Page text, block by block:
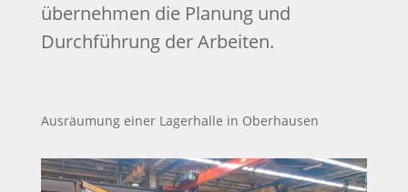
übernehmen die Planung und
Durchführung der Arbeiten.
Ausräumung einer Lagerhalle in Oberhausen